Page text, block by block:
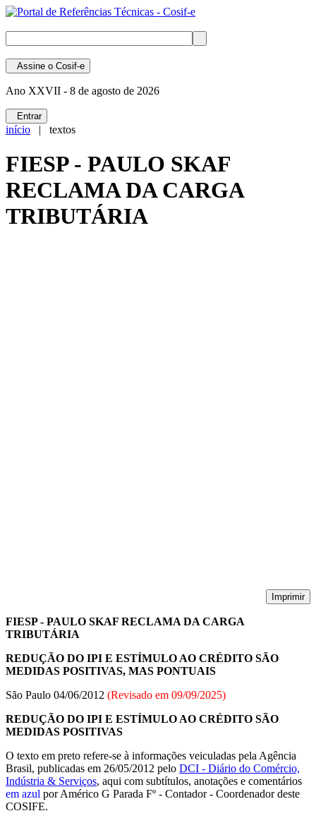
Assine o Cosif-e
Ano XXVII - 8 de agosto de 2026
Entrar
início | textos
FIESP - PAULO SKAF
RECLAMA DA CARGA
TRIBUTÁRIA
Imprimir
FIESP - PAULO SKAF RECLAMA DA CARGA
TRIBUTÁRIA
REDUÇÃO DO IPI E ESTÍMULO AO CRÉDITO SÃO
MEDIDAS POSITIVAS, MAS PONTUAIS
São Paulo 04/06/2012 (Revisado em 09/09/2025)
REDUÇÃO DO IPI E ESTÍMULO AO CRÉDITO SÃO
MEDIDAS POSITIVAS
O texto em preto refere-se à informações veiculadas pela Agência
Brasil, publicadas em 26/05/2012 pelo DCI - Diário do Comércio,
Indústria & Serviços, aqui com subtítulos, anotações e comentários
em azul por Américo G Parada Fº - Contador - Coordenador deste
COSIFE.